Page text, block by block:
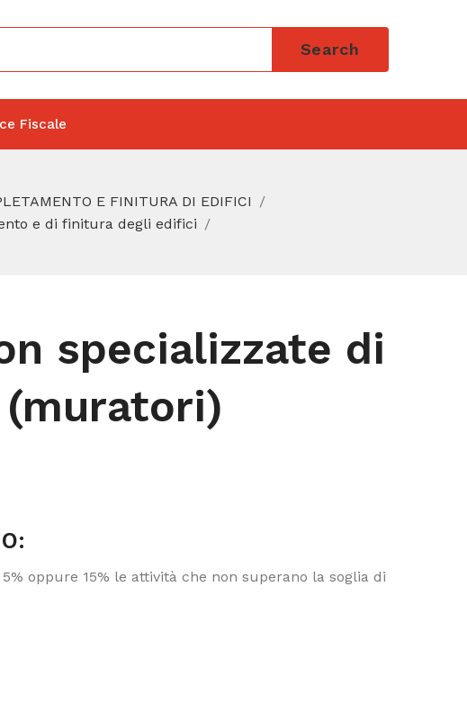
Search
Fiscale
E FINITURA DI EDIFICI
e di finitura degli edifici
specializzate di
oppure 15% le attività che non superano la soglia di